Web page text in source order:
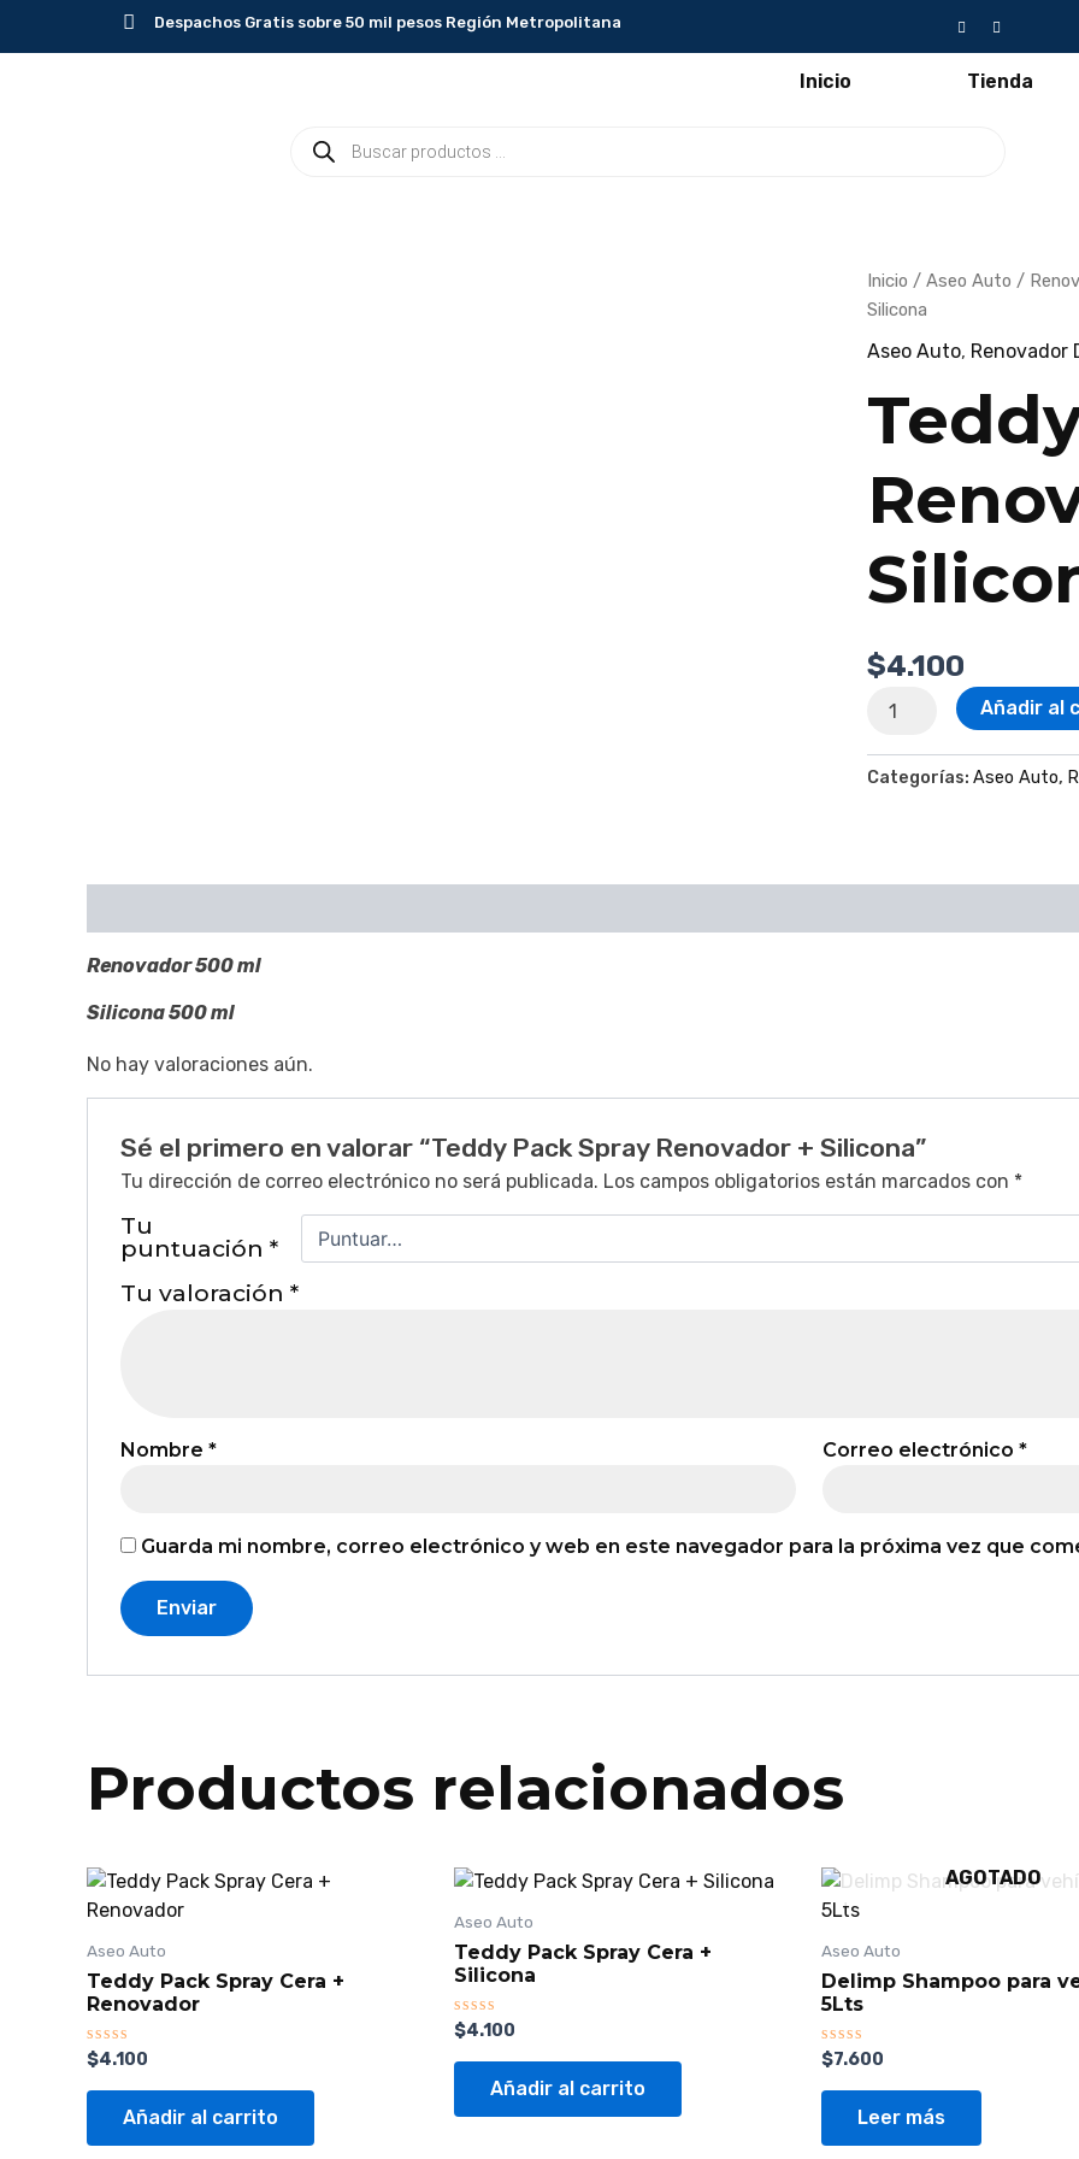
Despachos Gratis sobre 50 mil pesos Región Metropolitana
Inicio Tienda
de
productos
Inicio / Aseo Auto /
Silicona
Aseo Auto, Renovador
$4.100
Teddy
Pack
Spray
+
Añadir al
Categorías: Aseo Auto,
Renovador 500 ml
Silicona 500 ml
No hay valoraciones aún.
Sé el primero en valorar “Teddy Pack Spray Renovador + Silicona”
Tu dirección de correo electrónico no será publicada. Los campos obligatorios están marcados con *
Tu
puntuación *
Tu valoración *
Nombre * Correo electrónico*
Guarda mi nombre, correo electrónico y web en este navegador para la próxima vez que
Productos relacionados
Aseo Auto
Teddy Pack Spray Cera +
Renovador
Valorado
con
0
$4.100
Añadir al carrito
Aseo Auto
Teddy Pack Spray Cera +
Silicona
Valorado
con
0
$4.100
Añadir al carrito
AGOTADO
Aseo Auto
Delimp Shampoo para
5Lts
Valorado
con
0
$7.600
Leer más